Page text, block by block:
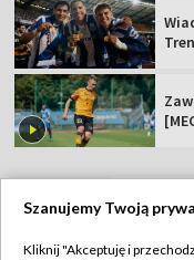
Szanujemy Twoją
Kliknij "Akceptuję i